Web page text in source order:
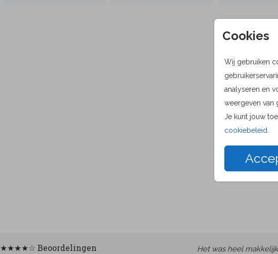
Cookies
Wij gebruiken
analyseren en
weergeven van
Je kunt jouw
cookiebeleid
★★★★☆ Beoordelingen
Het was heel